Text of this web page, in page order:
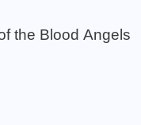
the Blood Angels